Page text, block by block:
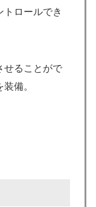
トロールでき
せることがで
備。